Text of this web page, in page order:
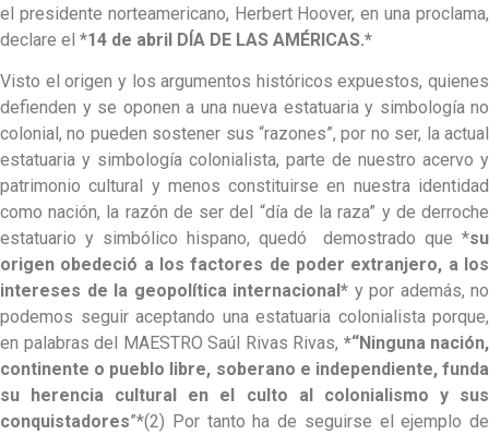
el presidente norteamericano, Herbert Hoover, en una proclama,
declare el *14 de abril DÍA DE LAS AMÉRICAS.*
Visto el origen y los argumentos históricos expuestos, quienes
defienden y se oponen a una nueva estatuaria y simbología no
colonial, no pueden sostener sus “razones”, por no ser, la actual
estatuaria y simbología colonialista, parte de nuestro acervo y
patrimonio cultural y menos constituirse en nuestra identidad
como nación, la razón de ser del “día de la raza” y de derroche
estatuario y simbólico hispano, quedó demostrado que *su
origen obedeció a los factores de poder extranjero, a los
intereses de la geopolítica internacional* y por además, no
podemos seguir aceptando una estatuaria colonialista porque,
en palabras del MAESTRO Saúl Rivas Rivas, *“Ninguna nación,
continente o pueblo libre, soberano e independiente, funda
su herencia cultural en el culto al colonialismo y sus
conquistadores”*(2) Por tanto ha de seguirse el ejemplo de